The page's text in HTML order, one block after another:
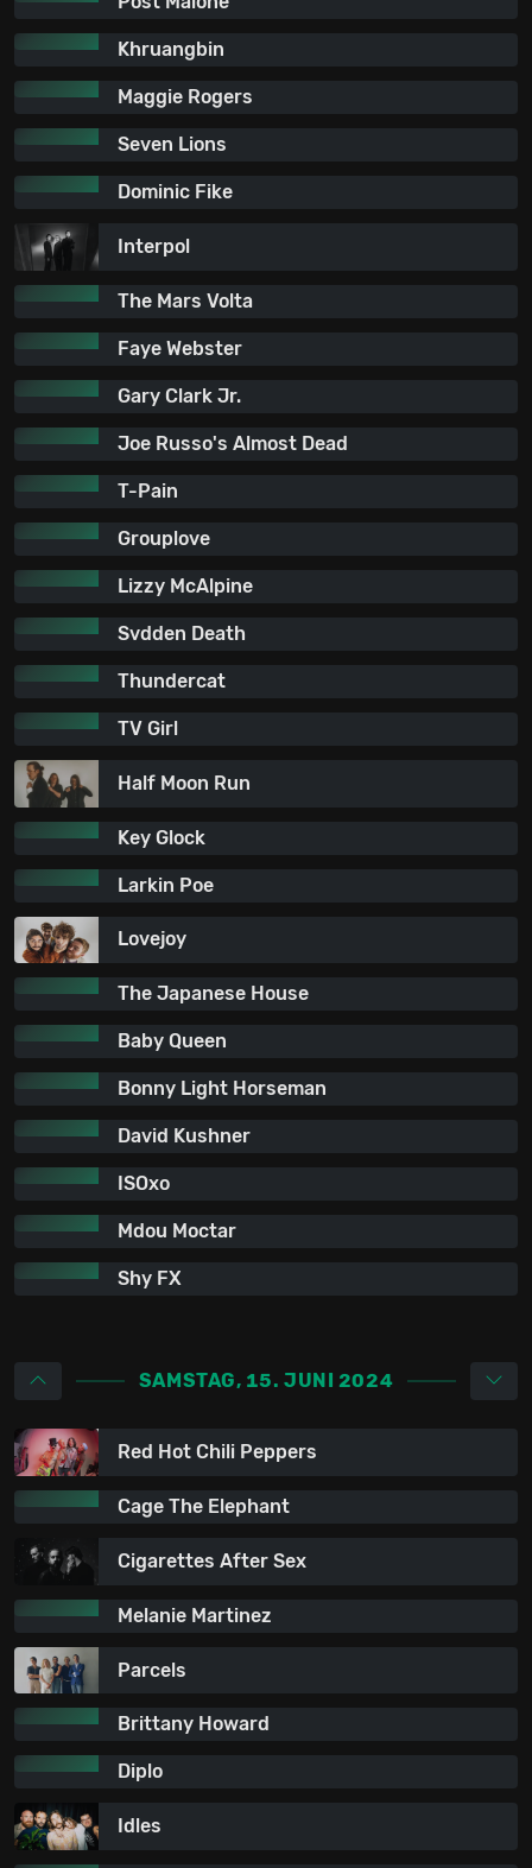
Khruangbin
Maggie Rogers
Seven Lions
Dominic Fike
Interpol
The Mars Volta
Faye Webster
Gary Clark Jr.
Joe Russo's Almost Dead
T-Pain
Grouplove
Lizzy McAlpine
Svdden Death
Thundercat
TV Girl
Half Moon Run
Key Glock
Larkin Poe
Lovejoy
The Japanese House
Baby Queen
Bonny Light Horseman
David Kushner
ISOxo
Mdou Moctar
Shy FX
SAMSTAG, 15. JUNI 2024
Red Hot Chili Peppers
Cage The Elephant
Cigarettes After Sex
Melanie Martinez
Parcels
Brittany Howard
Diplo
Idles